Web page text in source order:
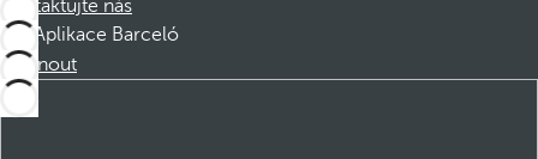
Kontaktujte nás
Aplikace Barceló
Stáhnout